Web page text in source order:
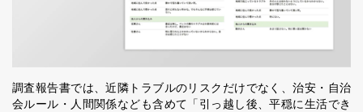
調査報告書では、近隣トラブルのリスクだけでなく、治安・自治
会ルール・人間関係なども含めて「引っ越し後、平穏に生活でき